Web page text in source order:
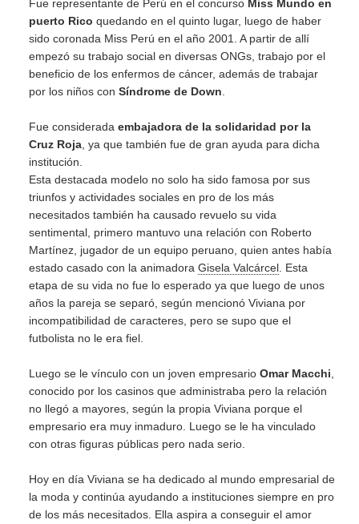
Fue representante de Perú en el concurso Miss Mundo en
puerto Rico quedando en el quinto lugar, luego de haber
sido coronada Miss Perú en el año 2001. A partir de allí
empezó su trabajo social en diversas ONGs, trabajo por el
beneficio de los enfermos de cáncer, además de trabajar
por los niños con Síndrome de Down
Fue considerada embajadora de la solidaridad por la
Cruz Roja , ya que también fue de gran ayuda para dicha
institución.
Esta destacada modelo no solo ha sido famosa por sus
triunfos y actividades sociales en pro de los más
necesitados también ha causado revuelo su vida
sentimental, primero mantuvo una relación con Roberto
Martínez, jugador de un equipo peruano, quien antes había
estado casado con la animadora Gisela Valcárcel . Esta
etapa de su vida no fue lo esperado ya que luego de unos
años la pareja se separó, según mencionó Viviana por
incompatibilidad de caracteres, pero se supo que el
futbolista no le era fiel.
Luego se le vínculo con un joven empresario Omar Macchi
conocido por los casinos que administraba pero la relación
no llegó a mayores, según la propia Viviana porque el
empresario era muy inmaduro. Luego se le ha vinculado
con otras figuras públicas pero nada serio.
Hoy en día Viviana se ha dedicado al mundo empresarial de
la moda y continúa ayudando a instituciones siempre en pro
de los más necesitados. Ella aspira a conseguir el amor